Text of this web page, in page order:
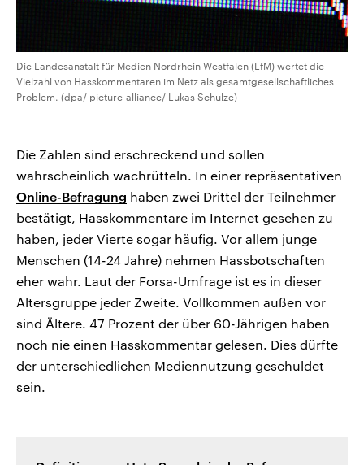
Die Landesanstalt für Medien Nordrhein-Westfalen (LfM) wertet die
Vielzahl von Hasskommentaren im Netz als gesamtgesellschaftliches
Problem. (dpa/ picture-alliance/ Lukas Schulze)
Die Zahlen sind erschreckend und sollen
wahrscheinlich wachrütteln. In einer repräsentativen
Online-Befragung haben zwei Drittel der Teilnehmer
bestätigt, Hasskommentare im Internet gesehen zu
haben, jeder Vierte sogar häufig. Vor allem junge
Menschen (14-24 Jahre) nehmen Hassbotschaften
eher wahr. Laut der Forsa-Umfrage ist es in dieser
Altersgruppe jeder Zweite. Vollkommen außen vor
sind Ältere. 47 Prozent der über 60-Jährigen haben
noch nie einen Hasskommentar gelesen. Dies dürfte
der unterschiedlichen Mediennutzung geschuldet
sein.